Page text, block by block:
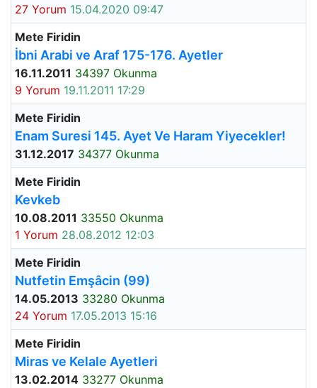
27 Yorum 15.04.2020 09:47
Mete Firidin
İbni Arabi ve Araf 175-176. Ayetler
16.11.2011 34397 Okunma
9 Yorum 19.11.2011 17:29
Mete Firidin
Enam Suresi 145. Ayet Ve Haram Yiyecekler!
31.12.2017 34377 Okunma
Mete Firidin
Kevkeb
10.08.2011 33550 Okunma
1 Yorum 28.08.2012 12:03
Mete Firidin
Nutfetin Emşâcin (99)
14.05.2013 33280 Okunma
24 Yorum 17.05.2013 15:16
Mete Firidin
Miras ve Kelale Ayetleri
13.02.2014 33277 Okunma